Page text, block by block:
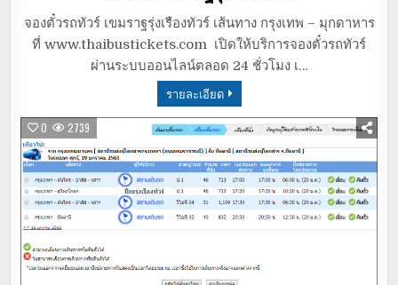
จองตั๋วรถทัวร์ เขมราฐรุ่งเรืองทัวร์ เส้นทาง กรุงเทพ – มุกดาหาร
ที่ www.thaibustickets.com เปิดให้บริการจองตั๋วรถทัวร์
ผ่านระบบออนไลน์ตลอด 24 ชั่วโมง เ…
รายละเอียด
0 2739